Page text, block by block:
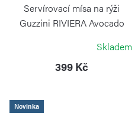
Servírovací mísa na rýži
Guzzini RIVIERA Avocado
Skladem
399 Kč
Novinka